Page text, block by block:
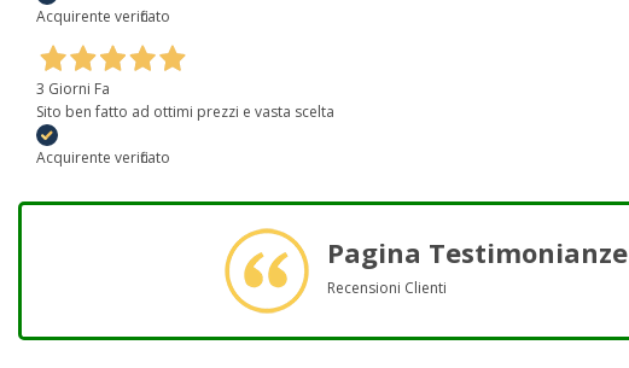
Acquirente verificato
3 Giorni Fa
Sito ben fatto ad ottimi prezzi e vasta scelta
Acquirente verificato
Pagina Testimonianze
Recensioni Clienti